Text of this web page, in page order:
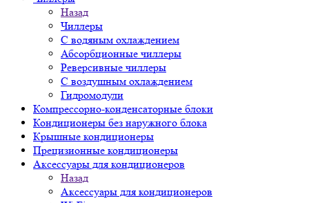
Назад
Чиллеры
С водяным охлаждением
Абсорбционные чиллеры
Реверсивные чиллеры
С воздушным охлаждением
Гидромодули
Компрессорно-конденсаторные блоки
Кондиционеры без наружного блока
Крышные кондиционеры
Прецизионные кондиционеры
Аксессуары для кондиционеров
Назад
Аксессуары для кондиционеров